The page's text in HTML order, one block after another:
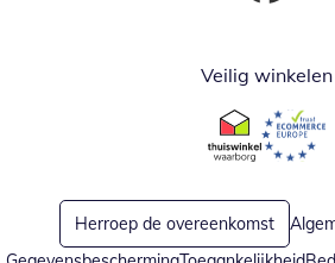
Veilig winkelen
Opent inOpent
Herroep de overeenkomst